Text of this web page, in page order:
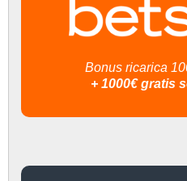
Bonus ricarica
+ 1000€ gratis